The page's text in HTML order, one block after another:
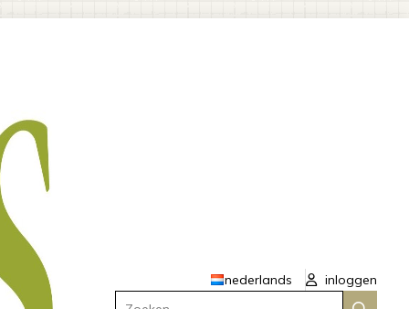
nederlands
inloggen
Zoeken